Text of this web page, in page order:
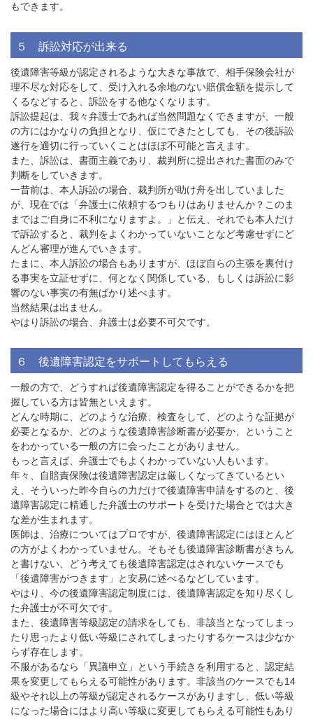
もできます。
５ 訴訟対応が出来る
後遺障害等級が認定されるような大きな事故で、相手保険会社が
理不尽な対応をして、受け入れる余地のない賠償金額を提示して
くるなどすると、訴訟をする他なくなります。
訴訟提起は、我々弁護士であれば当然問題なくできますが、一般
の方にはかなりの負担となり、仮にできたとしても、その後訴訟
遂行を適切に行っていくことはほぼ不可能と言えます。
また、訴訟は、書面主義であり、裁判所に提出された書面のみで
判断をしていきます。
一昔前は、本人訴訟の場合、裁判所が助け舟を出していました
が、現在では「弁護士に依頼するつもりはありませんか？このま
まではご自身に不利になりますよ。」と伝え、それでも本人だけ
で訴訟すると、裁判をよくわかっていないことなど考慮せずにど
んどん審理が進んでいきます。
たまに、本人訴訟の場合もありますが、ほぼ自らの主張を裏付け
る事実を立証せずに、何となく関係している、もしくは訴訟に影
響のない事実の有無ばかり述べます。
当然結果は出ません。
やはり訴訟の場合、弁護士は必要不可欠です。
６ 後遺障害認定をサポートしてもらえる
一般の方で、どうすれば後遺障害認定を得ることができるかを把
握している方は皆無といえます。
どんな時期に、どのような治療、検査をして、どのような証拠が
必要となるか、どのような後遺障害診断書が必要か、ということ
をわかっている一般の方に会ったことがありません。
もっと言えば、弁護士でもよくわかっていない人もいます。
年々、自賠責保険は後遺障害認定は厳しくなってきているとい
え、そういった昨今自らの力だけで後遺障害申請をするのと、後
遺障害認定に精通した弁護士のサポートを受けた場合とでは大き
な差が生まれます。
医師は、治療についてはプロですが、後遺障害認定にはほとんど
の方がよくわかっていません。そもそも後遺障害診断書がきちん
と書けない、どう考えても後遺障害認定はされないケースでも
「後遺障害がつきます」と安易に述べるなどしています。
やはり、今の後遺障害認定制度には、後遺障害認定を知り尽くし
た弁護士が不可欠です。
また、後遺障害等級認定の請求をしても、非該当となってしまっ
たり思ったより低い等級にされてしまったりするケースは少なか
らず存在します。
不服があるなら「異議申立」という手続きを利用すると、認定結
果を変更してもらえる可能性があります。非該当のケースでも14
級やそれ以上の等級が認定されるケースがありますし、低い等級
になった場合にはより高い等級に変更してもらえる可能性もあり